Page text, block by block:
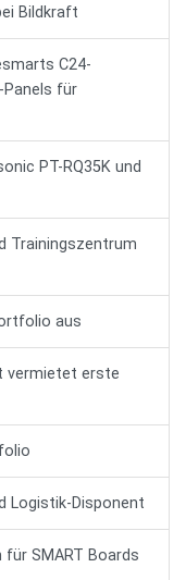
Bildkraft
C24-
Panels für
PT-RQ35K und
Trainingszentrum
aus
vermietet erste
Logistik-Disponent
für SMART Boards